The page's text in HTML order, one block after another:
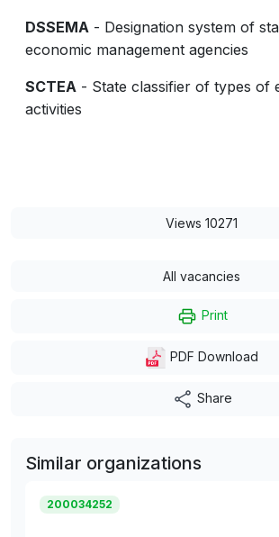
DSSEMA - Designation system of
economic management agencies
SCTEA - State classifier of types of
activities
Views 10271
All vacancies
Print
PDF Download
Share
Similar organizations
200034252